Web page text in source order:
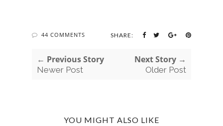
44 COMMENTS SHARE:
← Previous Story
Newer Post
Next Story →
Older Post
YOU MIGHT ALSO LIKE